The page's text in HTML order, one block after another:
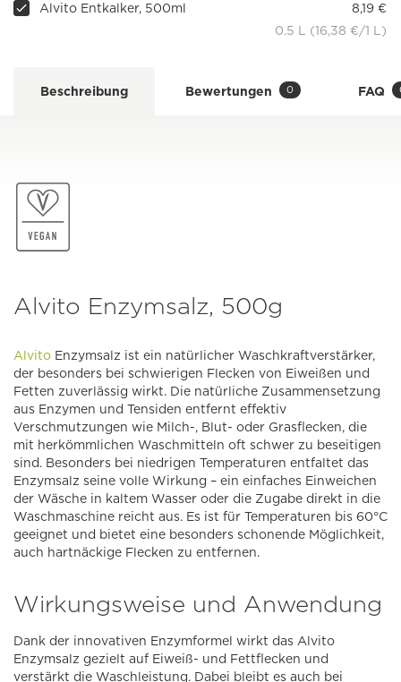
Alvito Entkalker, 500ml
8,19 €
0.5 L (16,38 €/1 L)
Beschreibung Bewertungen 0 FAQ
Alvito Enzymsalz, 500g
Alvito Enzymsalz ist ein natürlicher Waschkraftverstärker,
der besonders bei schwierigen Flecken von Eiweißen und
Fetten zuverlässig wirkt. Die natürliche Zusammensetzung
aus Enzymen und Tensiden entfernt effektiv
Verschmutzungen wie Milch-, Blut- oder Grasflecken, die
mit herkömmlichen Waschmitteln oft schwer zu beseitigen
sind. Besonders bei niedrigen Temperaturen entfaltet das
Enzymsalz seine volle Wirkung – ein einfaches Einweichen
der Wäsche in kaltem Wasser oder die Zugabe direkt in die
Waschmaschine reicht aus. Es ist für Temperaturen bis 60°C
geeignet und bietet eine besonders schonende Möglichkeit,
auch hartnäckige Flecken zu entfernen.
Wirkungsweise und Anwendung
Dank der innovativen Enzymformel wirkt das Alvito
Enzymsalz gezielt auf Eiweiß- und Fettflecken und
verstärkt die Waschleistung. Dabei bleibt es auch bei